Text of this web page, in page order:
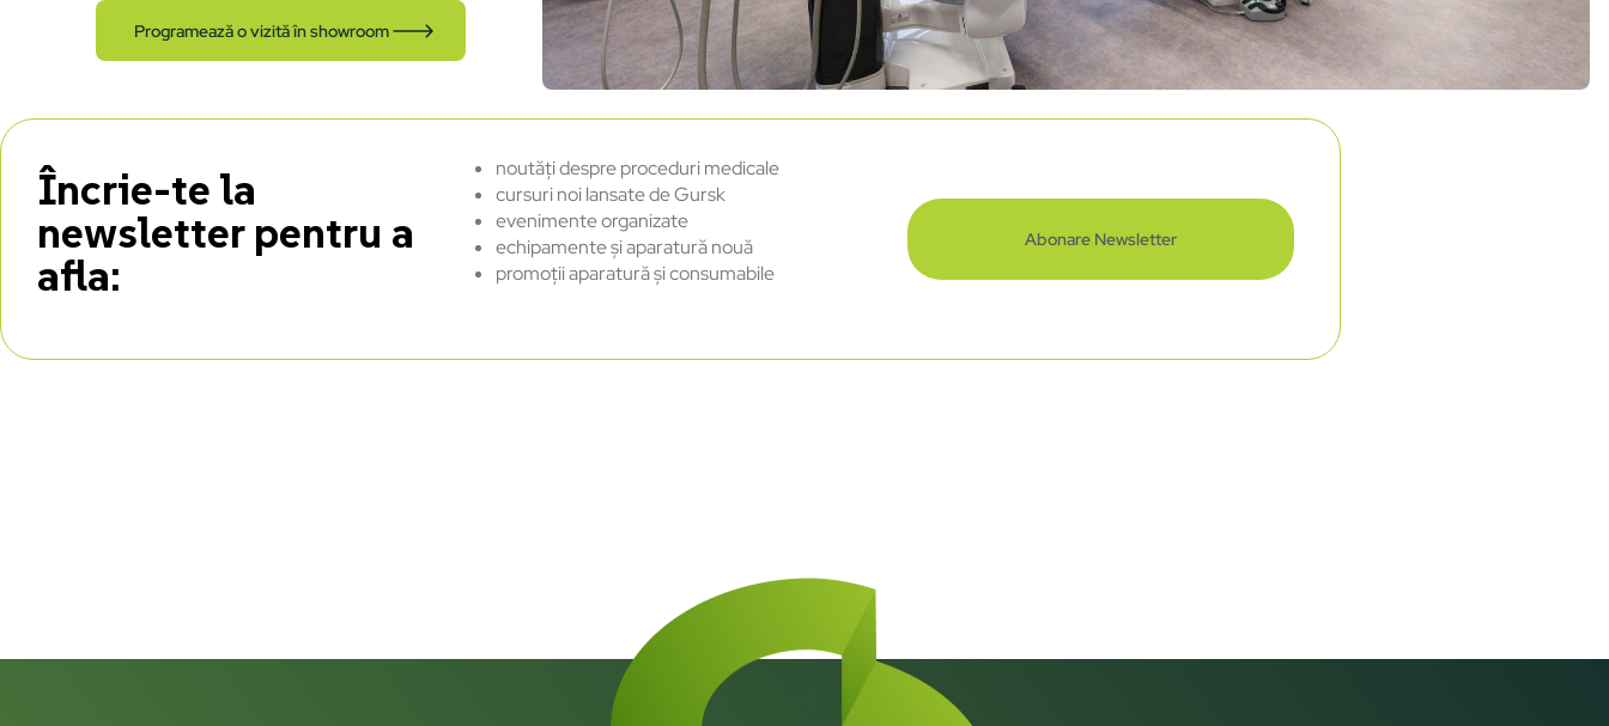
Programează o vizită în showroom
Încrie-te la
newsletter pentru a
afla:
noutăți despre proceduri medicale
cursuri noi lansate de Gursk
evenimente organizate
echipamente și aparatură nouă
promoții aparatură și consumabile
Abonare Newsletter